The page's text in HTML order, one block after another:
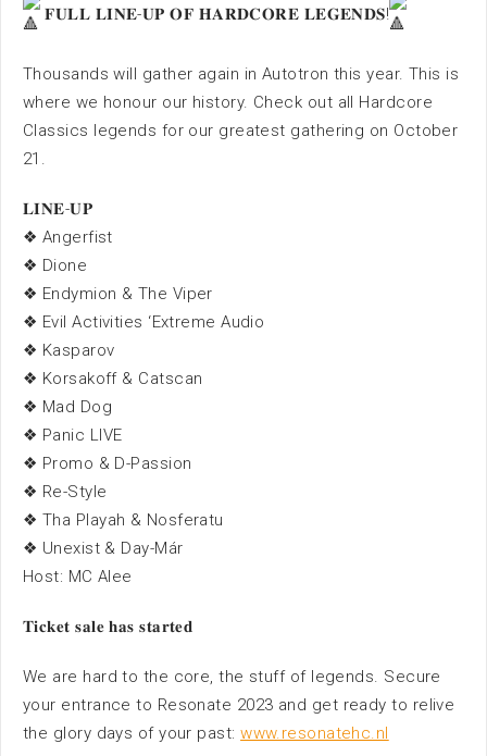
Nieuws
Ik wil een evenement organiseren
Meer informatie
𝐅𝐔𝐋𝐋 𝐋𝐈𝐍𝐄-𝐔𝐏 𝐎𝐅 𝐇𝐀𝐑𝐃𝐂𝐎𝐑𝐄 𝐋𝐄𝐆𝐄𝐍𝐃𝐒!
Thousands will gather again in Autotron this year. This is
where we honour our history. Check out all Hardcore
Classics legends for our greatest gathering on October
21.
𝐋𝐈𝐍𝐄-𝐔𝐏
❖ Angerfist
❖ Dione
❖ Endymion & The Viper
❖ Evil Activities ‘Extreme Audio
❖ Kasparov
❖ Korsakoff & Catscan
❖ Mad Dog
❖ Panic LIVE
❖ Promo & D-Passion
❖ Re-Style
❖ Tha Playah & Nosferatu
❖ Unexist & Day-Már
Host: MC Alee
𝐓𝐢𝐜𝐤𝐞𝐭 𝐬𝐚𝐥𝐞 𝐡𝐚𝐬 𝐬𝐭𝐚𝐫𝐭𝐞𝐝
We are hard to the core, the stuff of legends. Secure
your entrance to Resonate 2023 and get ready to relive
the glory days of your past:www.resonatehc.nl